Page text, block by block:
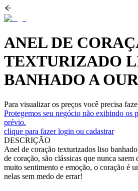
ANEL DE
TEXTURIZADO
BANHADO A
Para visualizar os preços você precisa
Protegemos seu negócio não exibindo os
prévio.
clique para fazer login ou cadastrar
DESCRIÇÃO
Anel de coração texturizados liso
de coração, são clássicas que nunca
muito sentimento e emoção, o coração é
nelas sem medo de errar!